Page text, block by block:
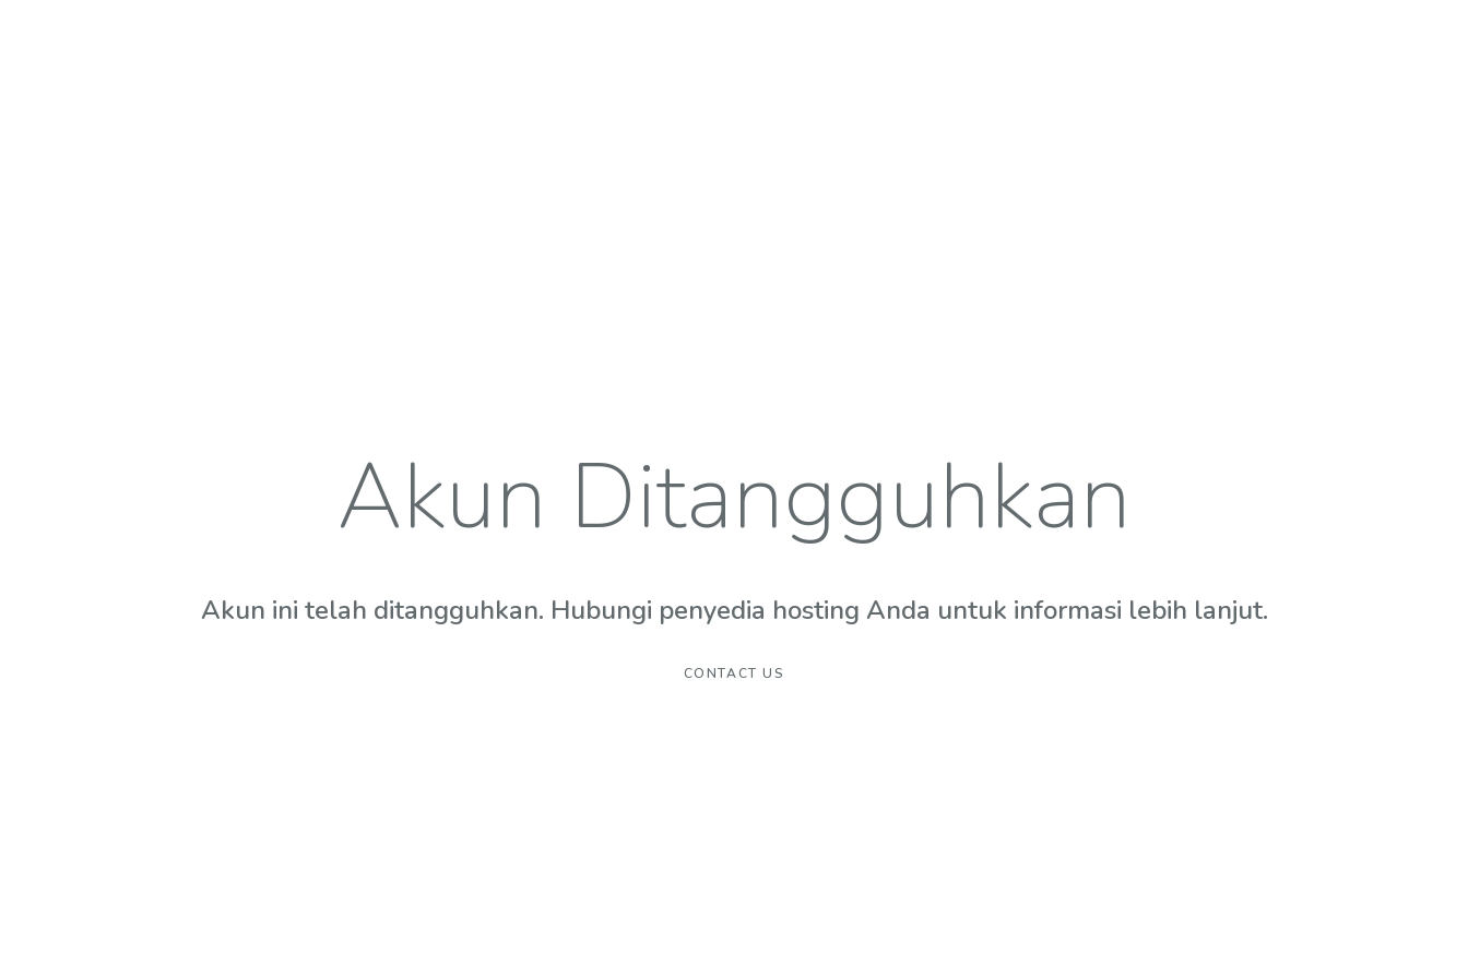
Akun Ditangguhkan
Akun ini telah ditangguhkan. Hubungi penyedia hosting Anda untuk informasi lebih lanjut.
CONTACT US